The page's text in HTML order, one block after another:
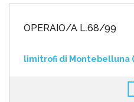
OPERAIO/A L.68/99
limitrofi di Montebelluna